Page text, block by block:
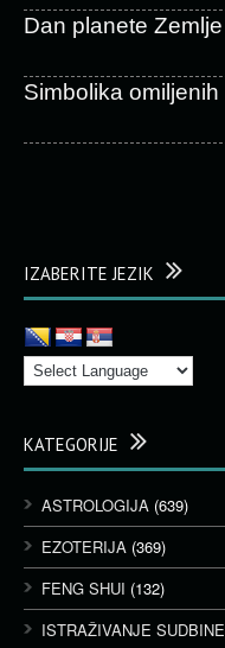
Dan planete Zemlje
Simbolika
IZABERITE JEZIK
KATEGORIJE
ASTROLOGIJA (639)
EZOTERIJA (369)
FENG SHUI (132)
ISTRAŽIVANJE SUDBINE